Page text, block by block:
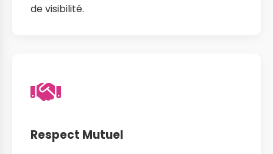
de visibilité.
Respect Mutuel